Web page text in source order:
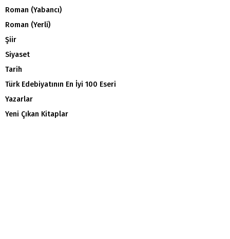
Roman (Yabancı)
Roman (Yerli)
Şiir
Siyaset
Tarih
Türk Edebiyatının En İyi 100 Eseri
Yazarlar
Yeni Çıkan Kitaplar